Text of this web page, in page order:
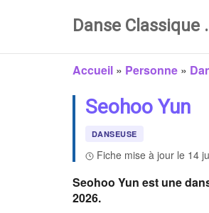
Danse Classique
Accueil » Personne »
Seohoo Yun
DANSEUSE
Fiche mise à jour le 14
Seohoo Yun est une
2026.